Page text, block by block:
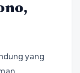
yang